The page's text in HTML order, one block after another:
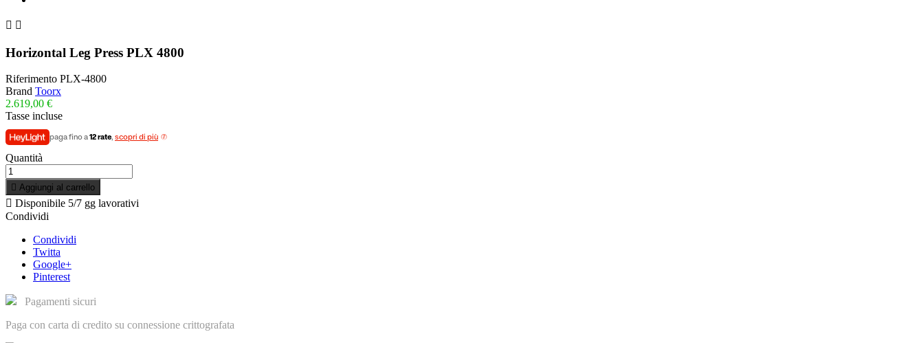
 
Horizontal Leg Press PLX 4800
Riferimento PLX-4800
Brand Toorx
2.619,00 €
Tasse incluse
paga fino a12 rate, scopri di più
Quantità
 Aggiungi al carrello
 Disponibile 5/7 gg lavorativi
Condividi
Condividi
Twitta
Google+
Pinterest
Pagamenti sicuri
Paga con carta di credito su connessione crittografata